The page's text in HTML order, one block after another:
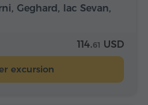
Geghard, lac Sevan,
114.61 USD
excursion